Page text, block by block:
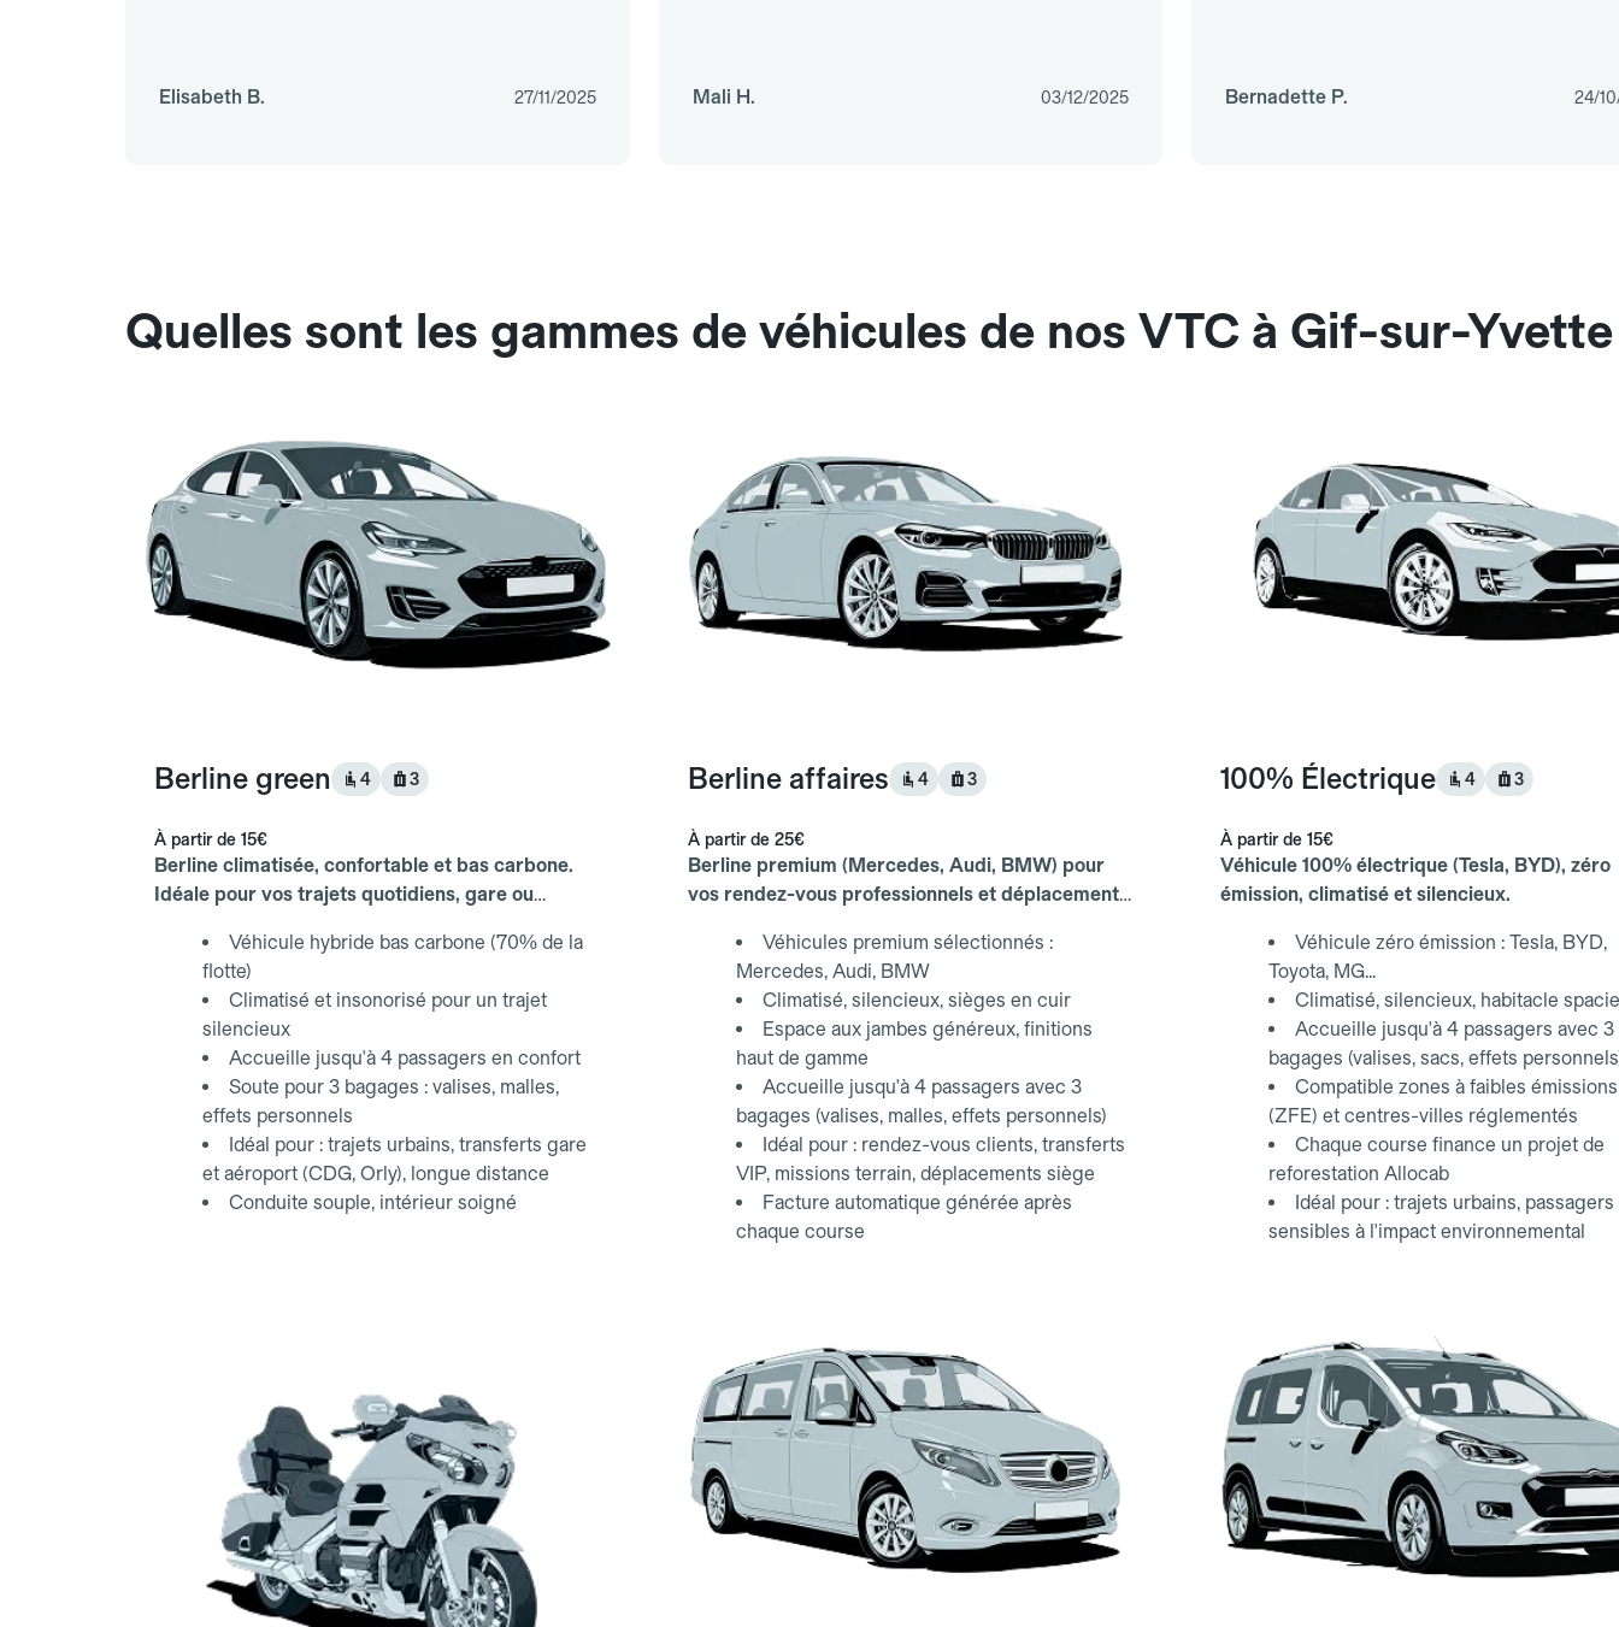
Elisabeth B. 27/11/2025 Mali H. 03/12/2025 Bernadette P. 24/
Quelles sont les gammes de véhicules de nos VTC à Gif-sur-
Berline green 4 3
À partir de 15€
Berline climatisée, confortable et bas carbone.
Idéale pour vos trajets quotidiens, gare ou
Véhicule hybride bas carbone (70% de la
flotte)
Climatisé et insonorisé pour un trajet
silencieux
Accueille jusqu'à 4 passagers en confort
Soute pour 3 bagages : valises, malles,
effets personnels
Idéal pour : trajets urbains, transferts gare
et aéroport (CDG, Orly), longue distance
Conduite souple, intérieur soigné
Berline affaires 4 3
À partir de 25€
Berline premium (Mercedes, Audi, BMW) pour
vos rendez-vous professionnels et déplacements
Véhicules premium sélectionnés :
Mercedes, Audi, BMW
Climatisé, silencieux, sièges en cuir
Espace aux jambes généreux, finitions
haut de gamme
Accueille jusqu'à 4 passagers avec 3
bagages (valises, malles, effets personnels)
Idéal pour : rendez-vous clients, transferts
VIP, missions terrain, déplacements siège
Facture automatique générée après
chaque course
100% Électrique 4 3
À partir de 15€
Véhicule 100% électrique (Tesla, BYD), zéro
émission, climatisé et silencieux.
Véhicule zéro émission : Tesla, BYD,
Toyota, MG...
Climatisé, silencieux, habitacle
Accueille jusqu'à 4 passagers avec 3
bagages (valises, sacs, effets
Compatible zones à faibles émissions
(ZFE) et centres-villes réglementés
Chaque course finance un projet de
reforestation Allocab
Idéal pour : trajets urbains, passagers
sensibles à l'impact environnemental